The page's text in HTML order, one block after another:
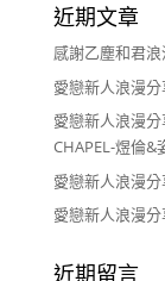
近期文章
感謝乙塵和君
愛戀新人浪漫
愛戀新人浪漫
CHAPEL-煜倫&
愛戀新人浪漫
愛戀新人浪漫
近期留言